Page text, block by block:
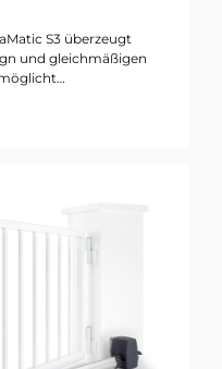
S3 überzeugt
und gleichmäßigen